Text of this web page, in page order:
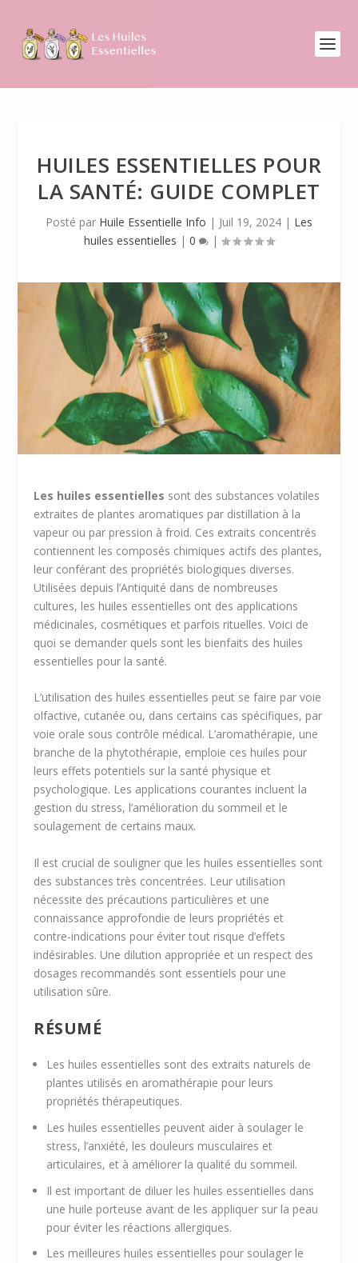
HUILES ESSENTIELLES POUR
LA SANTÉ: GUIDE COMPLET
Posté par Huile Essentielle Info | Juil 19, 2024 | Les
huiles essentielles | 0 |
Les huiles essentielles sont des substances volatiles
extraites de plantes aromatiques par distillation à la
vapeur ou par pression à froid. Ces extraits concentrés
contiennent les composés chimiques actifs des plantes,
leur conférant des propriétés biologiques diverses.
Utilisées depuis l’Antiquité dans de nombreuses
cultures, les huiles essentielles ont des applications
médicinales, cosmétiques et parfois rituelles. Voici de
quoi se demander quels sont les bienfaits des huiles
essentielles pour la santé.
L’utilisation des huiles essentielles peut se faire par voie
olfactive, cutanée ou, dans certains cas spécifiques, par
voie orale sous contrôle médical. L’aromathérapie, une
branche de la phytothérapie, emploie ces huiles pour
leurs effets potentiels sur la santé physique et
psychologique. Les applications courantes incluent la
gestion du stress, l’amélioration du sommeil et le
soulagement de certains maux.
Il est crucial de souligner que les huiles essentielles sont
des substances très concentrées. Leur utilisation
nécessite des précautions particulières et une
connaissance approfondie de leurs propriétés et
contre-indications pour éviter tout risque d’effets
indésirables. Une dilution appropriée et un respect des
dosages recommandés sont essentiels pour une
utilisation sûre.
RÉSUMÉ
Les huiles essentielles sont des extraits naturels de
plantes utilisés en aromathérapie pour leurs
propriétés thérapeutiques.
Les huiles essentielles peuvent aider à soulager le
stress, l’anxiété, les douleurs musculaires et
articulaires, et à améliorer la qualité du sommeil.
Il est important de diluer les huiles essentielles dans
une huile porteuse avant de les appliquer sur la peau
pour éviter les réactions allergiques.
Les meilleures huiles essentielles pour soulager le